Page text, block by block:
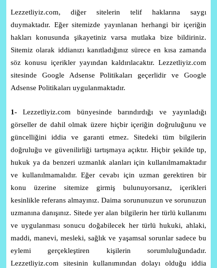
Lezzetliyiz.com, diğer sitelerin telif haklarına saygı
duymaktadır. Eğer sitemizde yayınlanan herhangi bir içeriğin
hakları konusunda şikayetiniz varsa mutlaka bize bildiriniz.
Sitemiz olarak iddianızı kanıtladığınız sürece en kısa zamanda
söz konusu içerikler yayından kaldırılacaktır. Lezzetliyiz.com
sitesinde Google Adsense Politikaları geçerlidir ve Google
Adsense Politikaları uygulanmaktadır.
1-Lezzetliyiz.com bünyesinde barındırdığı ve yayınladığı
görseller de dahil olmak üzere hiçbir içeriğin doğruluğunu ve
güncelliğini iddia ve garanti etmez. Sitedeki tüm bilgilerin
doğruluğu ve güvenilirliği tartışmaya açıktır. Hiçbir şekilde tıp,
hukuk ya da benzeri uzmanlık alanları için kullanılmamaktadır
ve kullanılmamalıdır. Eğer cevabı için uzman gerektiren bir
konu üzerine sitemize girmiş bulunuyorsanız, içerikleri
kesinlikle referans almayınız. Daima sorununuzun ve sorunuzun
uzmanına danışınız. Sitede yer alan bilgilerin her türlü kullanımı
ve uygulanması sonucu doğabilecek her türlü hukuki, ahlaki,
maddi, manevi, mesleki, sağlık ve yaşamsal sorunlar sadece bu
eylemi gerçekleştiren kişilerin sorumluluğundadır.
Lezzetliyiz.com sitesinin kullanımından dolayı olduğu iddia